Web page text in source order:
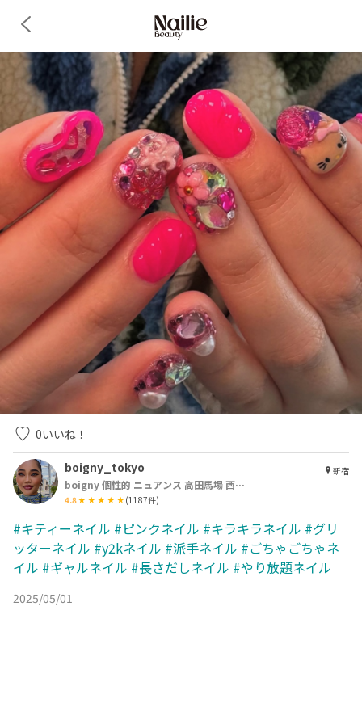
0いいね！
boigny_tokyo
boigny 個性的 ニュアンス 高田馬場 西早稲田 新宿
4.8 (1187件)
新宿
#キティーネイル #ピンクネイル #キラキラネイル #グリ
ッターネイル #y2kネイル #派手ネイル #ごちゃごちゃネ
イル #ギャルネイル #長さだしネイル #やり放題ネイル
2025/05/01